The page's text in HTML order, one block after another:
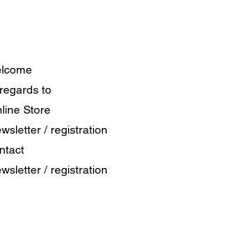
to
Store
/ registration
/ registration